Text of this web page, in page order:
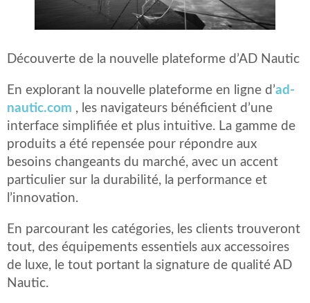
Découverte de la nouvelle plateforme d’AD Nautic
En explorant la nouvelle plateforme en ligne d’ad-
nautic.com , les navigateurs bénéficient d’une
interface simplifiée et plus intuitive. La gamme de
produits a été repensée pour répondre aux
besoins changeants du marché, avec un accent
particulier sur la durabilité, la performance et
l’innovation.
En parcourant les catégories, les clients trouveront
tout, des équipements essentiels aux accessoires
de luxe, le tout portant la signature de qualité AD
Nautic.